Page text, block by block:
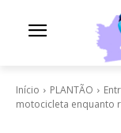
Início PLANTÃO
motocicleta enquanto